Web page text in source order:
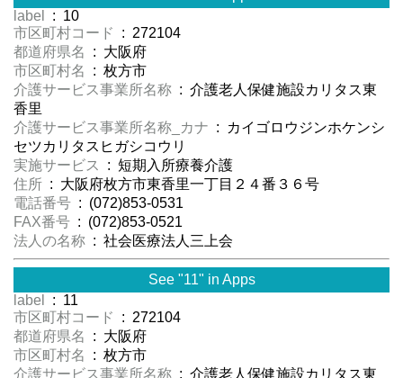
label
: 10
市区町村コード
: 272104
都道府県名
: 大阪府
市区町村名
: 枚方市
介護サービス事業所名称 : 介護老人保健施設カリタス東
香里
介護サービス事業所名称_カナ : カイゴロウジンホケンシ
セツカリタスヒガシコウリ
実施サービス
: 短期入所療養介護
住所 : 大阪府枚方市東香里一丁目２４番３６号
電話番号 : (072)853-0531
FAX番号 : (072)853-0521
法人の名称 : 社会医療法人三上会
See "11" in Apps
label
: 11
市区町村コード
: 272104
都道府県名
: 大阪府
市区町村名
: 枚方市
介護サービス事業所名称 : 介護老人保健施設カリタス東